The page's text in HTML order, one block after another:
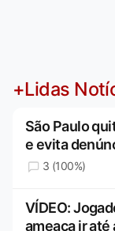
+Lidas
São Paulo
e evita
3 (100%)
VÍDEO:
ameaça ir até